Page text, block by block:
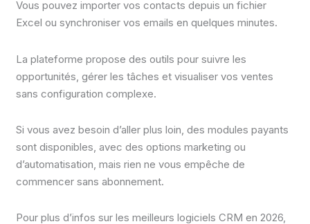
Vous pouvez importer vos contacts depuis un fichier
Excel ou synchroniser vos emails en quelques minutes.
La plateforme propose des outils pour suivre les
opportunités, gérer les tâches et visualiser vos ventes
sans configuration complexe.
Si vous avez besoin d’aller plus loin, des modules payants
sont disponibles, avec des options marketing ou
d’automatisation, mais rien ne vous empêche de
commencer sans abonnement.
Pour plus d’infos sur les meilleurs logiciels CRM en 2026,